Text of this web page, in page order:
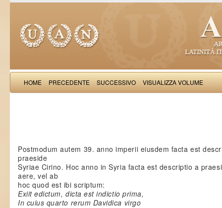
HOME PRECEDENTE SUCCESSIVO VISUALIZZA VOLUME
Postmodum autem 39. anno imperii eiusdem facta est
praeside
Syriae Cirino. Hoc anno in Syria facta est descriptio a
aere, vel ab
hoc quod est ibi scriptum:
Exiit edictum, dicta est indictio prima,
In cuius quarto rerum Davidica virgo